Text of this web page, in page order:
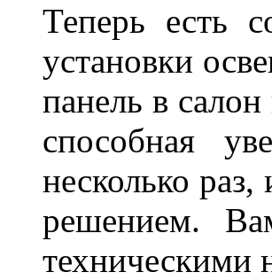
Теперь есть
установки
панель в
способная
несколько
решением.
техническими